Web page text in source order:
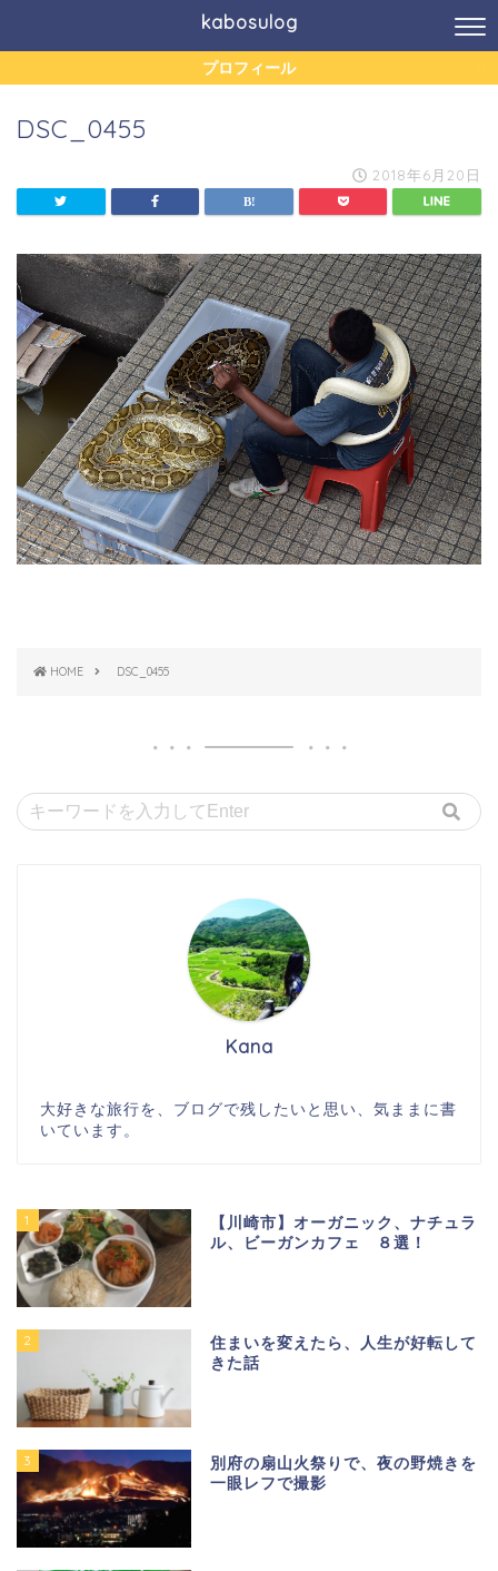
kabosulog
プロフィール
DSC_0455
2018年6月20日
HOME DSC_0455
Kana
大好きな旅行を、ブログで残したいと思い、気ままに書
いています。
1
【川崎市】オーガニック、ナチュラ
ル、ビーガンカフェ ８選！
2
住まいを変えたら、人生が好転して
きた話
3
別府の扇山火祭りで、夜の野焼きを
一眼レフで撮影